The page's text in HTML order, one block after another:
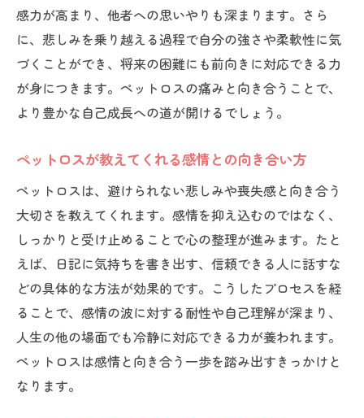
感力が高まり、他者への思いやりも深まります。さら
に、悲しみを乗り越える過程で自分の強さや柔軟性に気
づくことができ、将来の困難にも前向きに対応できる力
が身につきます。ペットロスの痛みと向き合うことで、
より豊かな自己成長への道が開けるでしょう。
ペットロスが教えてくれる感情との向き合い方
ペットロスは、避けられない悲しみや喪失感と向き合う
大切さを教えてくれます。感情を抑え込むのではなく、
しっかりと受け止めることで心の整理が進みます。たと
えば、日記に気持ちを書き出す、信頼できる人に話すな
どの具体的な方法が効果的です。こうしたプロセスを経
ることで、感情の波に対する耐性や自己理解が深まり、
人生の他の場面でも冷静に対応できる力が養われます。
ペットロスは感情と向き合う一歩を踏み出すきっかけと
なります。